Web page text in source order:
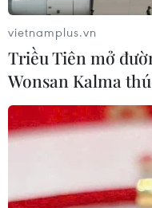
vietnamplus.vn
Triều Tiên mở
Wonsan Kalma